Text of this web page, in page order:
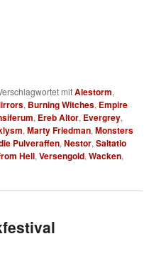
mitAlestorm,
, Burning Witches, Empire
, Ereb Altor, Evergrey,
,Marty Friedman,Monsters
Pulveraffen,Nestor,Saltatio
Hell,Versengold,Wacken,